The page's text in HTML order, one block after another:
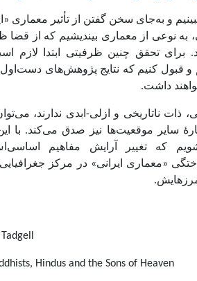
و به‌جای سخن گفتن از تأثیر معماری
به نوعی از معماری بیندیشیم که از
مبتنی بر نظم دولت-ملت‌ها[۸] را دارد. برای تحقق چنین ظرفیتی
قبول کنیم که نتایج پژوهش‌های دست‌اول
داشت.
ذات ناتاریخی و ازلی-ابدی ندارند،
سایر موقعیت‌ها نیز صدق می‌کند. با
که تغییر آرایش مفاهیم
«معماری ایرانی» در مرکز
Hindus and the Sons of Heaven